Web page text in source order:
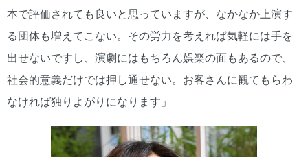
本で評価されても良いと思っていますが、なかなか上演す
る団体も増えてこない。その労力を考えれば気軽には手を
出せないですし、演劇にはもちろん娯楽の面もあるので、
社会的意義だけでは押し通せない。お客さんに観てもらわ
なければ独りよがりになります」